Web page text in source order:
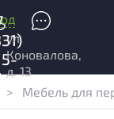
ул.
Коновалова,
д. 13
> Мебель для